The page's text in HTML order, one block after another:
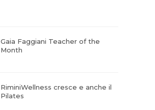
Gaia Faggiani Teacher of the
Month
RiminiWellness cresce e anche il
Pilates